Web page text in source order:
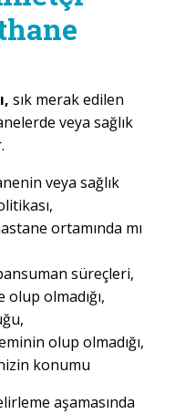
sık merak edilen
veya sağlık
veya sağlık
ortamında mı
süreçleri,
olmadığı,
olup olmadığı,
konumu
aşamasında